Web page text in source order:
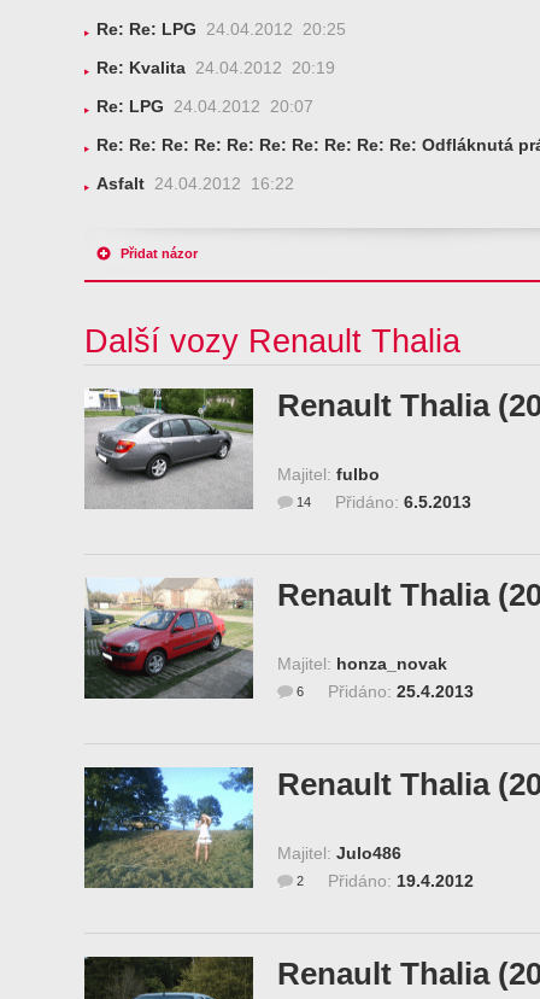
Re: Re: LPG 24.04.2012 20:25
Re: Kvalita 24.04.2012 20:19
Re: LPG 24.04.2012 20:07
Re: Re: Re: Re: Re: Re: Re: Re: Re: Re: Odfláknutá
Asfalt 24.04.2012 16:22
Přidat názor
Další vozy Renault Thalia
Renault Thalia
Majitel: fulbo
Přidáno: 6.5.2013
14
Renault Thalia
Majitel: honza_novak
Přidáno: 25.4.2013
6
Renault Thalia
Majitel: Julo486
Přidáno: 19.4.2012
2
Renault Thalia